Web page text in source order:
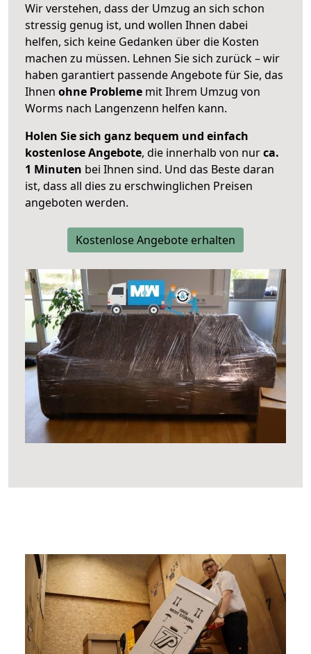
Wir verstehen, dass der Umzug an sich schon
stressig genug ist, und wollen Ihnen dabei
helfen, sich keine Gedanken über die Kosten
machen zu müssen. Lehnen Sie sich zurück – wir
haben garantiert passende Angebote für Sie, das
Ihnen ohne Probleme mit Ihrem Umzug von
Worms nach Langenzenn helfen kann.
Holen Sie sich ganz bequem und einfach
kostenlose Angebote, die innerhalb von nurca.
1 Minuten bei Ihnen sind. Und das Beste daran
ist, dass all dies zu erschwinglichen Preisen
angeboten werden.
Kostenlose Angebote erhalten